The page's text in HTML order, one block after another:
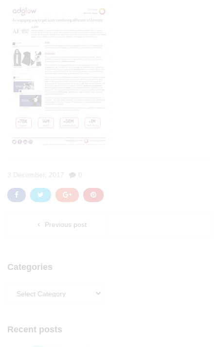
3 December, 2017 0
Previous post
Categories
Recent posts